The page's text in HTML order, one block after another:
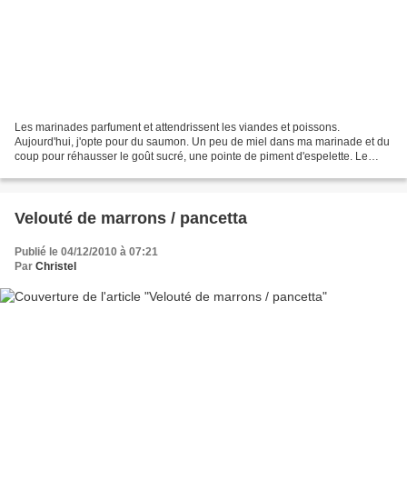
Les marinades parfument et attendrissent les viandes et poissons.
Aujourd'hui, j'opte pour du saumon. Un peu de miel dans ma marinade et du
coup pour réhausser le goût sucré, une pointe de piment d'espelette. Le
Velouté de marrons / pancetta
Publié le 04/12/2010 à 07:21
Par Christel